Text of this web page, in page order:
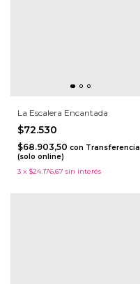
La Escalera Encantada
$72.530
$68.903,50 con Transferencia
(solo online)
3 x $24.176,67 sin interés